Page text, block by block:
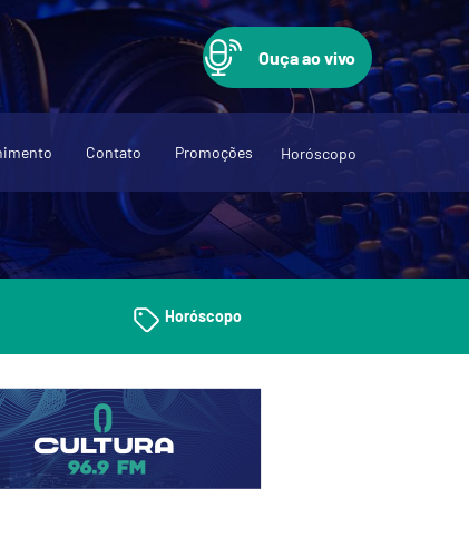
Ouça ao vivo
Contato Promoções Horóscopo
Horóscopo